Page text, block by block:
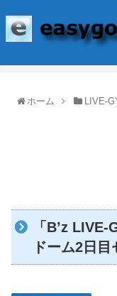
ホーム LIVE-
「B’z
ドーム2日